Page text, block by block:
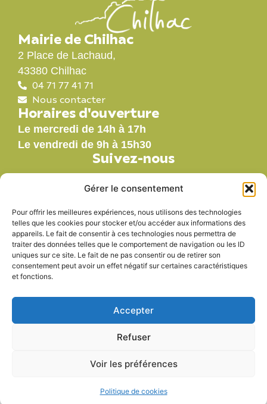
Gérer le consentement
Pour offrir les meilleures expériences, nous utilisons des technologies
telles que les cookies pour stocker et/ou accéder aux informations des
appareils. Le fait de consentir à ces technologies nous permettra de
traiter des données telles que le comportement de navigation ou les ID
uniques sur ce site. Le fait de ne pas consentir ou de retirer son
consentement peut avoir un effet négatif sur certaines caractéristiques
et fonctions.
Accepter
Refuser
Voir les préférences
Politique de cookies
Mairie de Chilhac
2 Place de Lachaud,
43380 Chilhac
04 71 77 41 71
Nous contacter
Horaires d'ouverture
Le mercredi de 14h à 17h
Le vendredi de 9h à 15h30
Suivez-nous
Nos labels
AccessibilitéMentions légales
© 2025 - Propulsé par Utopia